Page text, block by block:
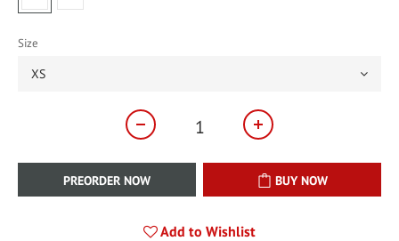
Size
PREORDER NOW BUY NOW
Add to Wishlist